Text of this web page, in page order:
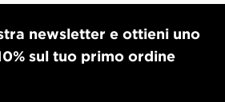
newsletter e ottieni uno
sul tuo primo ordine